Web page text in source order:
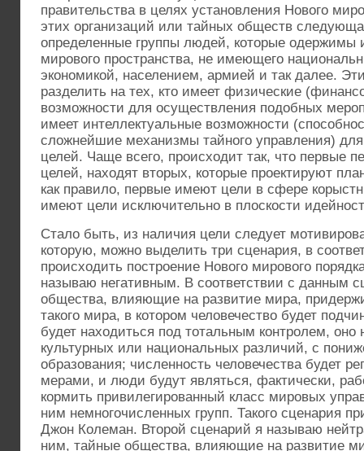
правительства в целях установления Нового
этих организаций или тайных обществ
определенные группы людей, которые одержимы
мирового пространства, не имеющего
экономикой, населением, армией и так далее.
разделить на тех, кто имеет физические
возможности для осуществления подобных
имеет интеллектуальные возможности
сложнейшие механизмы тайного управления)
целей. Чаще всего, происходит так, что первые
целей, находят вторых, которые проектируют
как правило, первые имеют цели в сфере
имеют цели исключительно в плоскости
Стало быть, из наличия цели следует
которую, можно выделить три сценария, в
происходить построение Нового мирового
называю негативным. В соответствии с данным
общества, влияющие на развитие мира,
такого мира, в котором человечество будет
будет находиться под тотальным контролем, оно
культурных или национальных различий, с
образования; численность человечества будет
мерами, и люди будут являться, фактически,
кормить привилегированный класс мировых
ним немногочисленных групп. Такого сценария
Джон Колеман. Второй сценарий я называю
ним, тайные общества, влияющие на развитие